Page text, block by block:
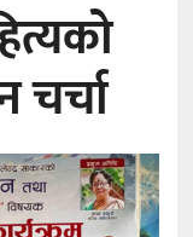
चर्चा